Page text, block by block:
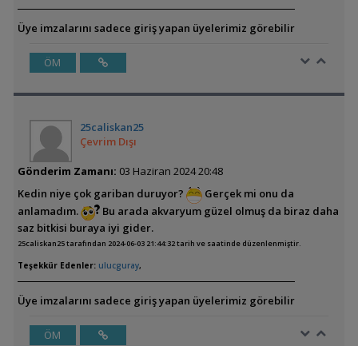
Üye imzalarını sadece giriş yapan üyelerimiz görebilir
ÖM
25caliskan25
Çevrim Dışı
Gönderim Zamanı: 03 Haziran 2024 20:48
Kedin niye çok gariban duruyor?
Gerçek mi onu da
anlamadım.
Bu arada akvaryum güzel olmuş da biraz daha
saz bitkisi buraya iyi gider.
25caliskan25 tarafından 2024-06-03 21:44:32 tarih ve saatinde düzenlenmiştir.
Teşekkür Edenler: ulucguray,
Üye imzalarını sadece giriş yapan üyelerimiz görebilir
ÖM